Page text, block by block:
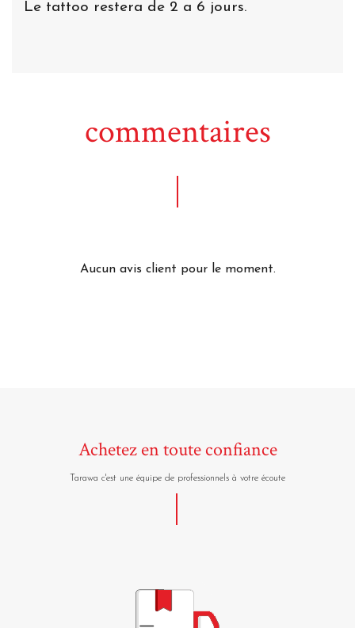
Le tattoo restera de 2 a 6 jours.
commentaires
Aucun avis client pour le moment.
Achetez en toute confiance
Tarawa c'est une équipe de professionnels à votre écoute